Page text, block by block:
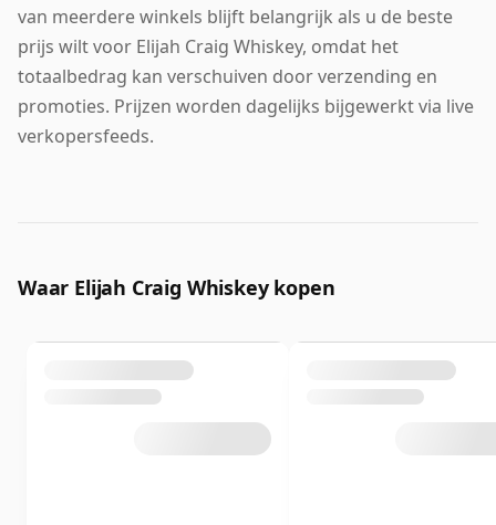
van meerdere winkels blijft belangrijk als u de beste
prijs wilt voor Elijah Craig Whiskey, omdat het
totaalbedrag kan verschuiven door verzending en
promoties. Prijzen worden dagelijks bijgewerkt via live
verkopersfeeds.
Waar Elijah Craig Whiskey kopen